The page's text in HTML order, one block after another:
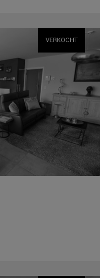
VERKOCHT